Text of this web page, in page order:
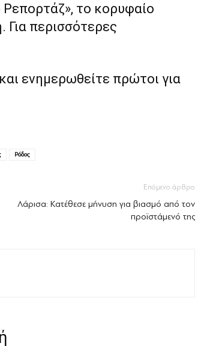
Ρεπορτάζ», το κορυφαίο
Για περισσότερες
και ενημερωθείτε πρώτοι για
Ρόδος
Επόμενο άρθρο
Λάρισα: Κατέθεσε μήνυση για βιασμό από τον
προϊστάμενό της